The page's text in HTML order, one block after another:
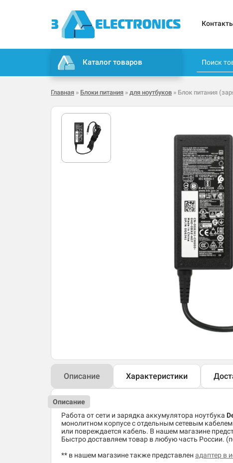
Каталог товаров
Главная » Блоки питания » для ноутбуков » Блок питания
Описание Характеристики
Описание
Работа от сети и зарядка аккумулятора ноутбука
монолитном корпусе с отдельным сетевым
или повреждается кабель. В нашем магазине
Быстро доставляем товар в любую часть России.
** в нашем магазине также представлен адаптер в